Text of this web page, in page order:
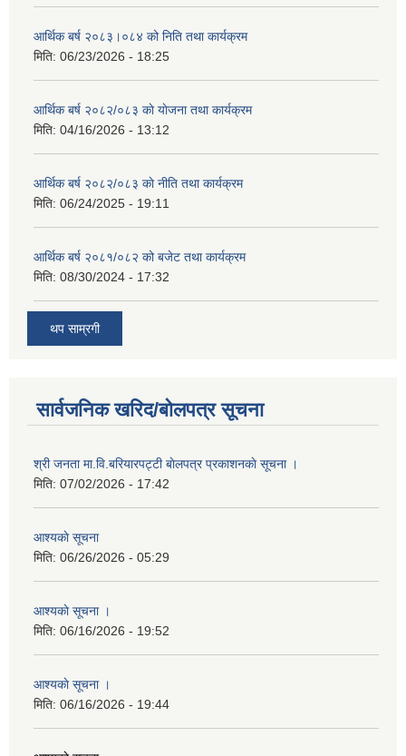
आर्थिक बर्ष २०८३।०८४ को निति तथा कार्यक्रम
मिति: 06/23/2026 - 18:25
आर्थिक बर्ष २०८२/०८३ काे याेजना तथा कार्यक्रम
मिति: 04/16/2026 - 13:12
आर्थिक बर्ष २०८२/०८३ काे नीति तथा कार्यक्रम
मिति: 06/24/2025 - 19:11
आर्थिक बर्ष २०८१/०८२ को बजेट तथा कार्यक्रम
मिति: 08/30/2024 - 17:32
थप साम्रगी
सार्वजनिक खरिद/बोलपत्र सूचना
श्री जनता मा.वि.बरियारपट्टी बाेलपत्र प्रकाशनकाे सूचना ।
मिति: 07/02/2026 - 17:42
आश्यकाे सूचना
मिति: 06/26/2026 - 05:29
आश्यकाे सूचना ।
मिति: 06/16/2026 - 19:52
आश्यकाे सूचना ।
मिति: 06/16/2026 - 19:44